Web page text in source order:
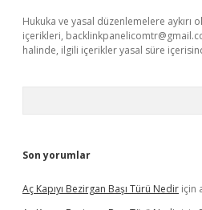
Hukuka ve yasal düzenlemelere aykırı
içerikleri,
halinde, ilgili içerikler yasal süre
Son yorumlar
Aç Kapıyı Bezirgan Başı Türü Nedir için